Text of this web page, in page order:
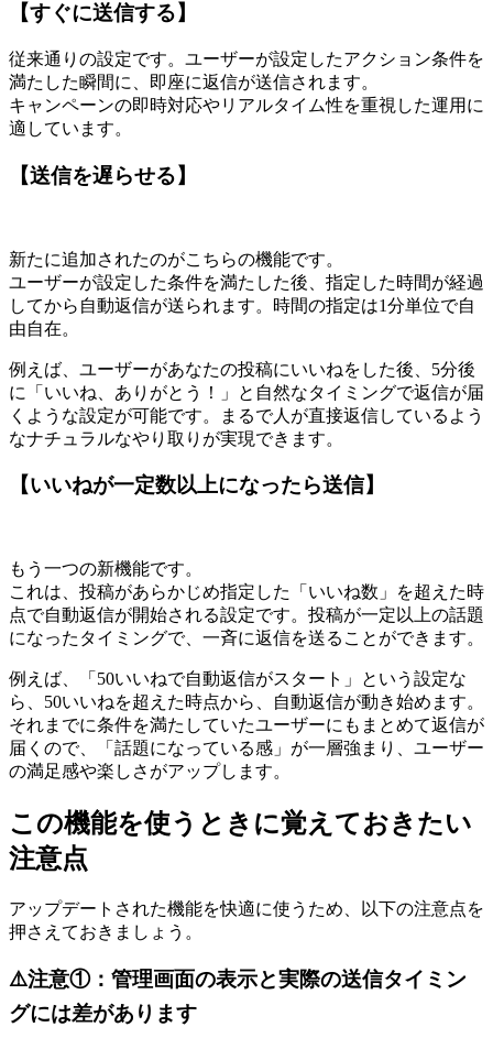
【すぐに送信する】
従来通りの設定です。ユーザーが設定したアクション条件を
満たした瞬間に、即座に返信が送信されます。
キャンペーンの即時対応やリアルタイム性を重視した運用に
適しています。
【送信を遅らせる】
新たに追加されたのがこちらの機能です。
ユーザーが設定した条件を満たした後、指定した時間が経過
してから自動返信が送られます。時間の指定は1分単位で自
由自在。
例えば、ユーザーがあなたの投稿にいいねをした後、5分後
に「いいね、ありがとう！」と自然なタイミングで返信が届
くような設定が可能です。まるで人が直接返信しているよう
なナチュラルなやり取りが実現できます。
【いいねが一定数以上になったら送信】
もう一つの新機能です。
これは、投稿があらかじめ指定した「いいね数」を超えた時
点で自動返信が開始される設定です。投稿が一定以上の話題
になったタイミングで、一斉に返信を送ることができます。
例えば、「50いいねで自動返信がスタート」という設定な
ら、50いいねを超えた時点から、自動返信が動き始めます。
それまでに条件を満たしていたユーザーにもまとめて返信が
届くので、「話題になっている感」が一層強まり、ユーザー
の満足感や楽しさがアップします。
この機能を使うときに覚えておきたい
注意点
アップデートされた機能を快適に使うため、以下の注意点を
押さえておきましょう。
⚠️注意①：管理画面の表示と実際の送信タイミン
グには差があります